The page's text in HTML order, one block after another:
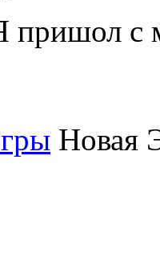
пришол с
Новая